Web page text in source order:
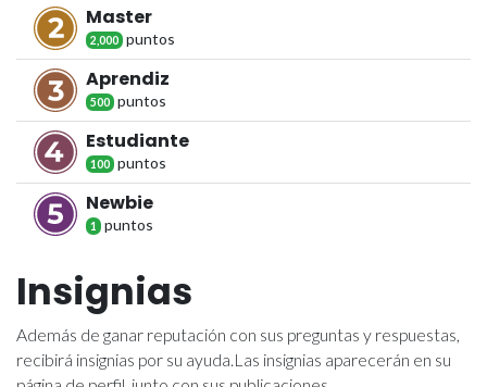
Master
2,000 puntos
Aprendiz
500 puntos
Estudiante
100 puntos
Newbie
1 puntos
Insignias
Además de ganar reputación con sus preguntas y respuestas,
recibirá insignias por su ayuda.Las insignias aparecerán en su